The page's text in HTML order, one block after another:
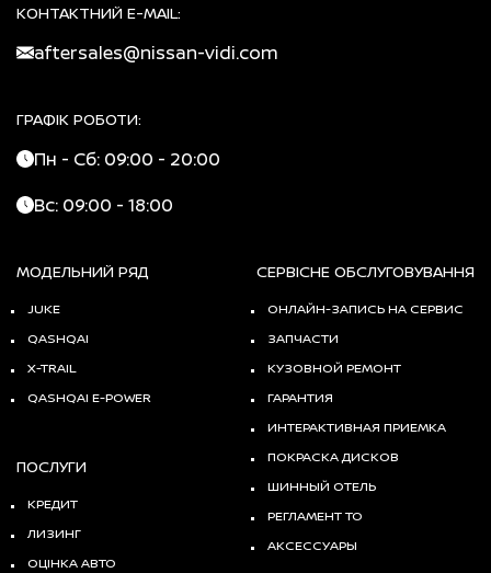
КОНТАКТНИЙ E-MAIL:
aftersales@nissan-vidi.com
ГРАФІК РОБОТИ:
Пн - Сб: 09:00 - 20:00
Вс: 09:00 - 18:00
МОДЕЛЬНИЙ РЯД
JUKE
QASHQAI
X-TRAIL
QASHQAI E-POWER
СЕРВІСНЕ ОБСЛУГОВУВАННЯ
ОНЛАЙН-ЗАПИСЬ НА СЕРВИС
ЗАПЧАСТИ
КУЗОВНОЙ РЕМОНТ
ГАРАНТИЯ
ИНТЕРАКТИВНАЯ ПРИЕМКА
ПОКРАСКА ДИСКОВ
ШИННЫЙ ОТЕЛЬ
РЕГЛАМЕНТ ТО
АКСЕССУАРЫ
ПОСЛУГИ
КРЕДИТ
ЛИЗИНГ
ОЦІНКА АВТО